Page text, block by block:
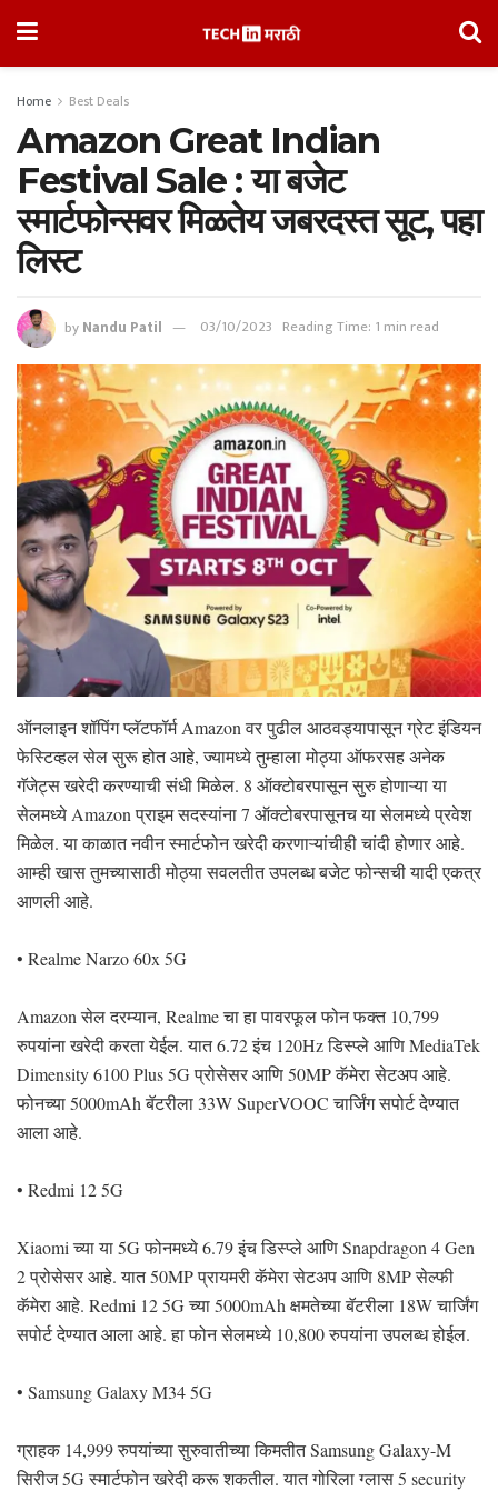
Home Best Deals
Amazon Great Indian
Festival Sale : या बजेट
स्मार्टफोन्सवर मिळतेय जबरदस्त सूट, पहा
लिस्ट
byNandu Patil 03/10/2023 Reading Time: 1 min read
ऑनलाइन शॉपिंग प्लॅटफॉर्म Amazon वर पुढील आठवड्यापासून ग्रेट इंडियन
फेस्टिव्हल सेल सुरू होत आहे, ज्यामध्ये तुम्हाला मोठ्या ऑफरसह अनेक
गॅजेट्स खरेदी करण्याची संधी मिळेल. 8 ऑक्टोबरपासून सुरु होणाऱ्या या
सेलमध्ये Amazon प्राइम सदस्यांना 7 ऑक्टोबरपासूनच या सेलमध्ये प्रवेश
मिळेल. या काळात नवीन स्मार्टफोन खरेदी करणाऱ्यांचीही चांदी होणार आहे.
आम्ही खास तुमच्यासाठी मोठ्या सवलतीत उपलब्ध बजेट फोन्सची यादी एकत्र
आणली आहे.
• Realme Narzo 60x 5G
Amazon सेल दरम्यान, Realme चा हा पावरफूल फोन फक्त 10,799
रुपयांना खरेदी करता येईल. यात 6.72 इंच 120Hz डिस्प्ले आणि MediaTek
Dimensity 6100 Plus 5G प्रोसेसर आणि 50MP कॅमेरा सेटअप आहे.
फोनच्या 5000mAh बॅटरीला 33W SuperVOOC चार्जिंग सपोर्ट देण्यात
आला आहे.
• Redmi 12 5G
Xiaomi च्या या 5G फोनमध्ये 6.79 इंच डिस्प्ले आणि Snapdragon 4 Gen
2 प्रोसेसर आहे. यात 50MP प्रायमरी कॅमेरा सेटअप आणि 8MP सेल्फी
कॅमेरा आहे. Redmi 12 5G च्या 5000mAh क्षमतेच्या बॅटरीला 18W चार्जिंग
सपोर्ट देण्यात आला आहे. हा फोन सेलमध्ये 10,800 रुपयांना उपलब्ध होईल.
• Samsung Galaxy M34 5G
ग्राहक 14,999 रुपयांच्या सुरुवातीच्या किमतीत Samsung Galaxy-M
सिरीज 5G स्मार्टफोन खरेदी करू शकतील. यात गोरिला ग्लास 5 security